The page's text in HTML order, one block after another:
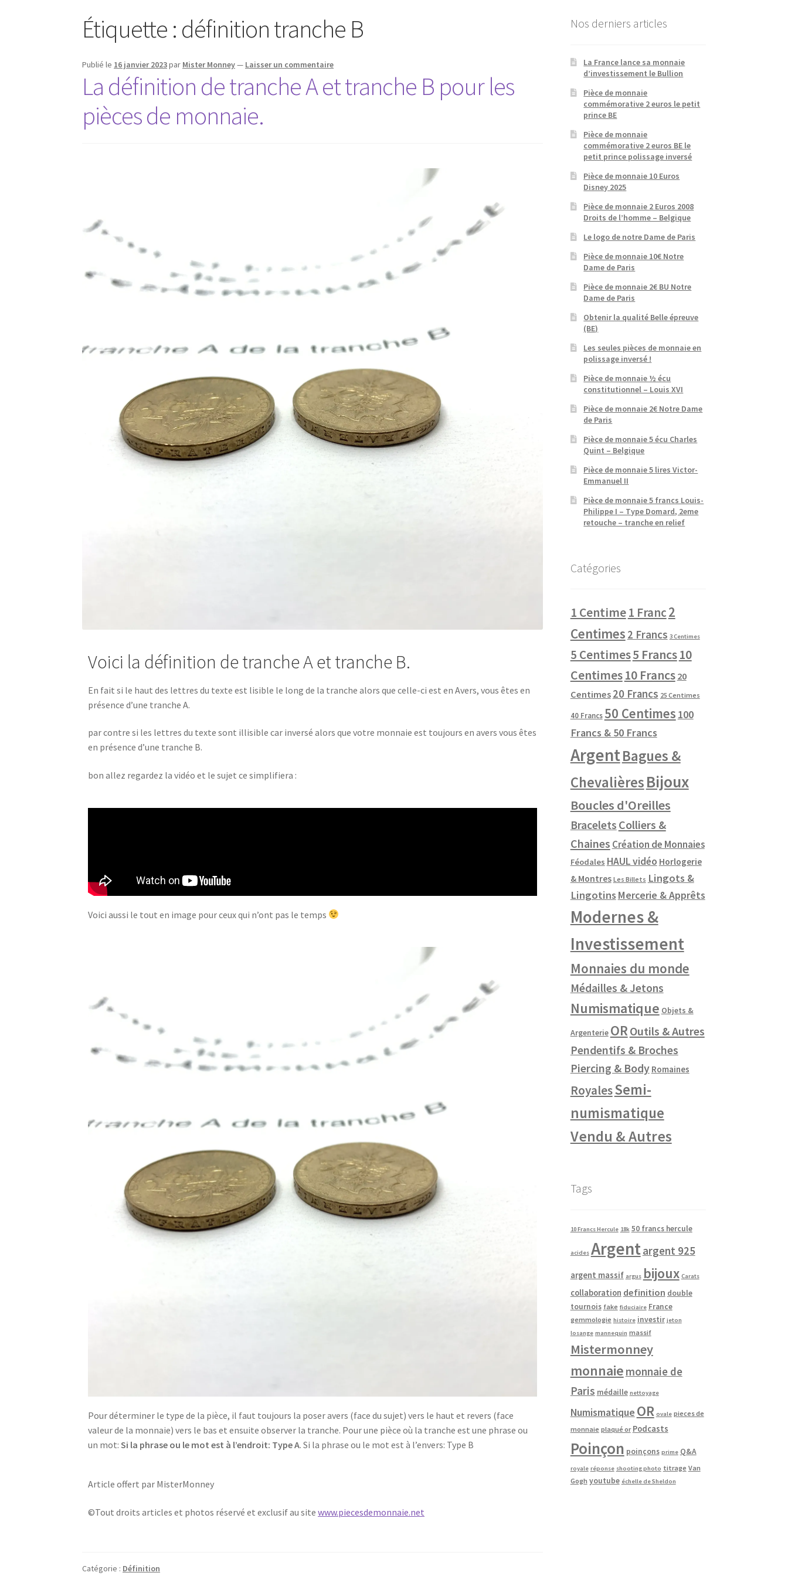
Étiquette : définition tranche B
Publié le 16 janvier 2023par Mister Monney— Laisser un commentaire
La définition de tranche A et tranche B pour les
pièces de monnaie.
Voici la définition de tranche A et tranche B.
En fait si le haut des lettres du texte est lisible le long de la tranche alors que celle-ci est en Avers, vous êtes en
présence d’une tranche A.
par contre si les lettres du texte sont illisible car inversé alors que votre monnaie est toujours en avers vous êtes
en présence d’une tranche B.
bon allez regardez la vidéo et le sujet ce simplifiera :
Voici aussi le tout en image pour ceux qui n’ont pas le temps
Pour déterminer le type de la pièce, il faut toujours la poseravers (face du sujet) vers le haut et revers (face
valeur de la monnaie) vers le bas et ensuite observer la tranche. Pour une pièce où la tranche est une phrase ou
un mot:Si la phrase ou le mot est à l’endroit: Type A. Si la phrase ou le mot est à l’envers: Type B
Article offert par MisterMonney
©Tout droits articles et photos réservé et exclusif au sitewww.piecesdemonnaie.net
Catégorie : Définition
Nos derniers articles
La France lance sa monnaie
d’investissement le Bullion
Pièce de monnaie
commémorative 2 euros le petit
prince BE
Pièce de monnaie
commémorative 2 euros BE le
petit prince polissage inversé
Pièce de monnaie 10 Euros
Disney 2025
Pièce de monnaie 2 Euros 2008
Droits de l’homme – Belgique
Le logo de notre Dame de Paris
Pièce de monnaie 10€ Notre
Dame de Paris
Pièce de monnaie 2€ BU Notre
Dame de Paris
Obtenir la qualité Belle épreuve
(BE)
Les seules pièces de monnaie en
polissage inversé !
Pièce de monnaie ½ écu
constitutionnel – Louis XVI
Pièce de monnaie 2€ Notre Dame
de Paris
Pièce de monnaie 5 écu Charles
Quint – Belgique
Pièce de monnaie 5 lires Victor-
Emmanuel II
Pièce de monnaie 5 francs Louis-
Philippe I – Type Domard, 2eme
retouche – tranche en relief
Catégories
1 Centime1 Franc2
Centimes 2 Francs 3 Centimes
5 Centimes5 Francs10
Centimes10 Francs 20
Centimes 20 Francs 25 Centimes
40 Francs 50 Centimes 100
Francs & 50 Francs
ArgentBagues &
ChevalièresBijoux
Boucles d'Oreilles
Bracelets Colliers &
Chaines Création de Monnaies
Féodales HAUL vidéo Horlogerie
& Montres Les Billets Lingots &
Lingotins Mercerie & Apprêts
Modernes &
Investissement
Monnaies du monde
Médailles & Jetons
Numismatique Objets &
Argenterie OR Outils & Autres
Pendentifs & Broches
Piercing & Body Romaines
RoyalesSemi-
numismatique
Vendu & Autres
Tags
10 Francs Hercule 18k 50 francs hercule
acides Argentargent 925
argent massif argus bijoux Carats
collaboration definition double
tournois fake fiduciaire France
gemmologie histoire investir jeton
losange mannequin massif
Mistermonney
monnaie monnaie de
Paris médaille nettoyage
Numismatique OR ovale pieces de
monnaie plaqué or Podcasts
Poinçon poinçons prime Q&A
royale réponse shooting photo titrage Van
Gogh youtube échelle de Sheldon